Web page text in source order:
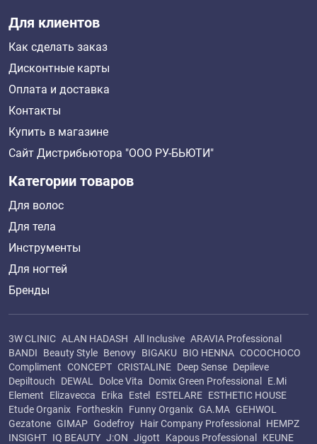
Для клиентов
Как сделать заказ
Дисконтные карты
Оплата и доставка
Контакты
Купить в магазине
Сайт Дистрибьютора "ООО РУ-БЬЮТИ"
Категории товаров
Для волос
Для тела
Инструменты
Для ногтей
Бренды
3W CLINIC ALAN HADASH All Inclusive ARAVIA Professional
BANDI
Beauty Style Benovy BIGAKU BIO HENNA COCOCHOCO
Compliment CONCEPT CRISTALINE Deep Sense Depileve
Depiltouch
DEWAL Dolce Vita Domix Green Professional
E.Mi
Element
Elizavecca Erika Estel ESTELARE ESTHETIC HOUSE
Etude Organix Fortheskin Funny Organix GA.MA GEHWOL
Gezatone GIMAP Godefroy Hair Company Professional
HEMPZ
INSIGHT IQ BEAUTY J:ON Jigott Kapous Professional KEUNE